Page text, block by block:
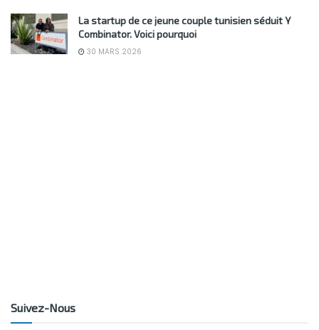
La startup de ce jeune couple tunisien séduit Y
Combinator. Voici pourquoi
30 MARS 2026
Suivez-Nous